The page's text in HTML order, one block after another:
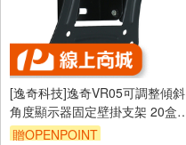
[逸奇科技]逸奇VR05可調整傾斜
角度顯示器固定壁掛支架 20盒/
箱
贈OPENPOINT